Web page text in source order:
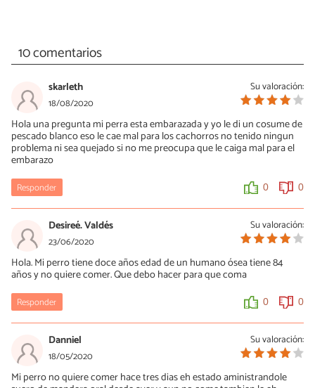
10 comentarios
Su valoración:
skarleth
18/08/2020
Hola una pregunta mi perra esta embarazada y yo le di un cosume de
pescado blanco eso le cae mal para los cachorros no tenido ningun
problema ni sea quejado si no me preocupa que le caiga mal para el
embarazo
Responder 0 0
Su valoración:
Desireé. Valdés
23/06/2020
Hola. Mi perro tiene doce años edad de un humano ósea tiene 84
años y no quiere comer. Que debo hacer para que coma
Responder 0 0
Su valoración:
Danniel
18/05/2020
Mi perro no quiere comer hace tres dias eh estado aministrandole